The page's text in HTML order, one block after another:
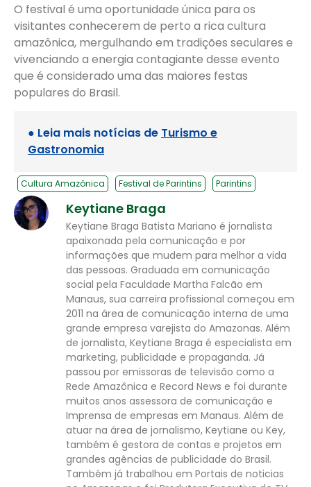
O festival é uma oportunidade única para os
visitantes conhecerem de perto a rica cultura
amazônica, mergulhando em tradições seculares e
vivenciando a energia contagiante desse evento
que é considerado uma das maiores festas
populares do Brasil.
● Leia mais notícias de Turismo e
Gastronomia
Cultura Amazônica Festival de Parintins Parintins
Keytiane Braga
Keytiane Braga Batista Mariano é jornalista
apaixonada pela comunicação e por
informações que mudem para melhor a vida
das pessoas. Graduada em comunicação
social pela Faculdade Martha Falcão em
Manaus, sua carreira profissional começou em
2011 na área de comunicação interna de uma
grande empresa varejista do Amazonas. Além
de jornalista, Keytiane Braga é especialista em
marketing, publicidade e propaganda. Já
passou por emissoras de televisão como a
Rede Amazônica e Record News e foi durante
muitos anos assessora de comunicação e
Imprensa de empresas em Manaus. Além de
atuar na área de jornalismo, Keytiane ou Key,
também é gestora de contas e projetos em
grandes agências de publicidade do Brasil.
Também já trabalhou em Portais de noticias